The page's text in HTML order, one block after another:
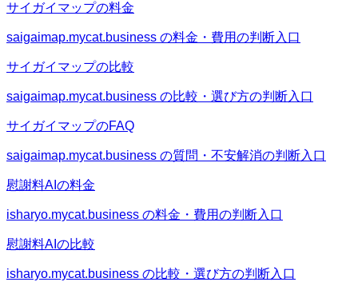
サイガイマップの料金
saigaimap.mycat.business の料金・費用の判断入口
サイガイマップの比較
saigaimap.mycat.business の比較・選び方の判断入口
サイガイマップのFAQ
saigaimap.mycat.business の質問・不安解消の判断入口
慰謝料AIの料金
isharyo.mycat.business の料金・費用の判断入口
慰謝料AIの比較
isharyo.mycat.business の比較・選び方の判断入口